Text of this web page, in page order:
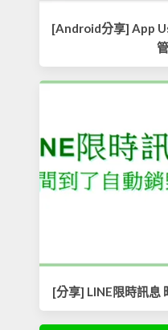
[Android分享] App
[分享] LINE限時訊息